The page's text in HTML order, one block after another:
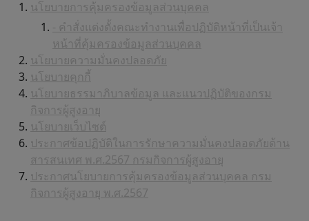
นโยบายการคุ้มครองข้อมูลส่วนบุคคล
- คำสั่งแต่งตั้งคณะทำงานเพื่อปฏิบัติหน้าที่เป็นเจ้า
หน้าที่คุ้มครองข้อมูลส่วนบุคคล
นโยบายความมั่นคงปลอดภัย
นโยบายคุกกี้
นโยบายธรรมาภิบาลข้อมูล และแนวปฏิบัติของกรม
กิจการผู้สูงอายุ
นโยบายเว็บไซต์
ประกาศข้อปฏิบัติในการรักษาความมั่นคงปลอดภัยด้าน
สารสนเทศ พ.ศ.2567 กรมกิจการผู้สูงอายุ
ประกาศนโยบายการคุ้มครองข้อมูลส่วนบุคคล กรม
กิจการผู้สูงอายุ พ.ศ.2567